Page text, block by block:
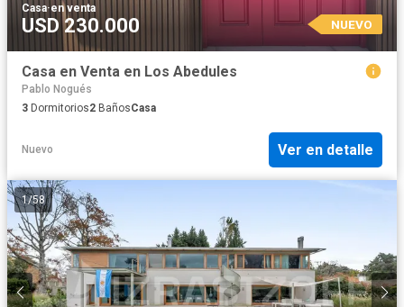
Casa·en venta
USD 230.000 NUEVO
Casa en Venta en Los Abedules
Pablo Nogués
3 Dormitorios2 BañosCasa
Nuevo Ver en detalle
1/58